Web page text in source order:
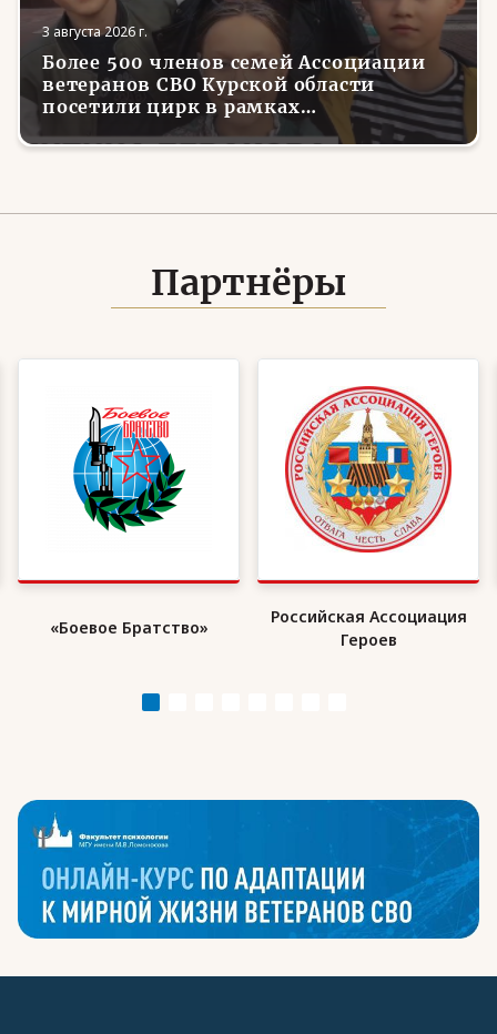
3 августа 2026 г.
Более 500 членов семей Ассоциации
ветеранов СВО Курской области
посетили цирк в рамках
всероссийской акции
Партнёры
Героев
Организация военных
инвалидов «ВоИн»